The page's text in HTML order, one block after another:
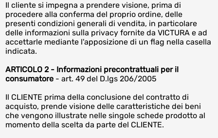
Il cliente si impegna a prendere visione, prima di
procedere alla conferma del proprio ordine, delle
presenti condizioni generali di vendita, in particolare
delle informazioni sulla privacy fornite da VICTURA e ad
accettarle mediante l'apposizione di un flag nella casella
indicata.
ARTICOLO 2 - Informazioni precontrattuali per il
consumatore - art. 49 del D.lgs 206/2005
Il CLIENTE prima della conclusione del contratto di
acquisto, prende visione delle caratteristiche dei beni
che vengono illustrate nelle singole schede prodotto al
momento della scelta da parte del CLIENTE.